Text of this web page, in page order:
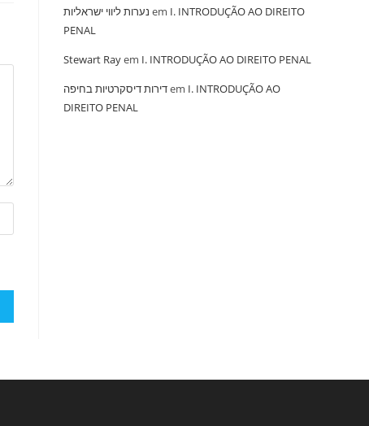
נערות ליווי ישראליות em I. INTRODUÇÃO AO DIREITO
PENAL
Stewart Rayem I. INTRODUÇÃO AO DIREITO PENAL
‏דירות דיסקרטיות בחיפהem I. INTRODUÇÃO AO
DIREITO PENAL